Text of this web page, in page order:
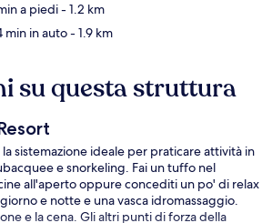
a piedi- 1.2 km
min in auto- 1.9 km
su questa struttura
sistemazione ideale per praticare attività in
e snorkeling. Fai un tuffo nel
all'aperto oppure concediti un po' di relax
e notte e una vasca idromassaggio.
e la cena. Gli altri punti di forza della